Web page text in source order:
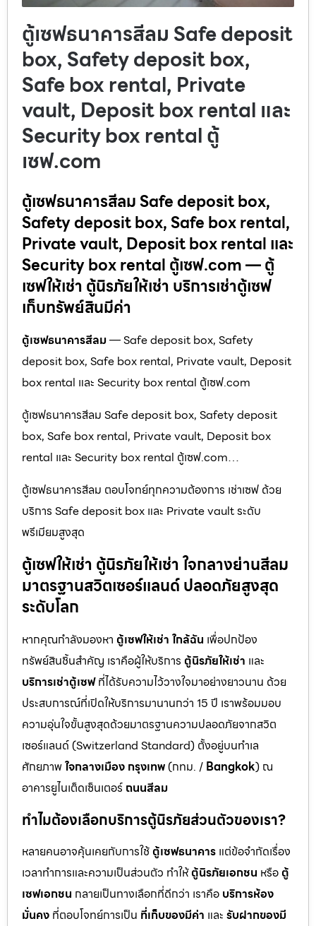
ตู้เซฟธนาคารสีลม Safe deposit
box, Safety deposit box,
Safe box rental, Private
vault, Deposit box rental และ
Security box rental ตู้
เซฟ.com
ตู้เซฟธนาคารสีลม Safe deposit box,
Safety deposit box, Safe box rental,
Private vault, Deposit box rental และ
Security box rental ตู้เซฟ.com — ตู้
เซฟให้เช่า ตู้นิรภัยให้เช่า บริการเช่าตู้เซฟ
เก็บทรัพย์สินมีค่า
ตู้เซฟธนาคารสีลม— Safe deposit box, Safety
deposit box, Safe box rental, Private vault, Deposit
box rental และ Security box rental ตู้เซฟ.com
ตู้เซฟธนาคารสีลม Safe deposit box, Safety deposit
box, Safe box rental, Private vault, Deposit box
rental และ Security box rental ตู้เซฟ.com…
ตู้เซฟธนาคารสีลม ตอบโจทย์ทุกความต้องการ เช่าเซฟ ด้วย
บริการ Safe deposit box และ Private vault ระดับ
พรีเมียมสูงสุด
ตู้เซฟให้เช่า ตู้นิรภัยให้เช่า ใจกลางย่านสีลม
มาตรฐานสวิตเซอร์แลนด์ ปลอดภัยสูงสุด
ระดับโลก
หากคุณกำลังมองหา ตู้เซฟให้เช่า ใกล้ฉัน เพื่อปกป้อง
ทรัพย์สินชิ้นสำคัญ เราคือผู้ให้บริการ ตู้นิรภัยให้เช่า และ
บริการเช่าตู้เซฟที่ได้รับความไว้วางใจมาอย่างยาวนาน ด้วย
ประสบการณ์ที่เปิดให้บริการมานานกว่า 15 ปี เราพร้อมมอบ
ความอุ่นใจขั้นสูงสุดด้วยมาตรฐานความปลอดภัยจากสวิต
เซอร์แลนด์ (Switzerland Standard) ตั้งอยู่บนทำเล
ศักยภาพใจกลางเมือง กรุงเทพ(กทม. / Bangkok) ณ
อาคารยูไนเต็ดเซ็นเตอร์ ถนนสีลม
ทำไมต้องเลือกบริการตู้นิรภัยส่วนตัวของเรา?
หลายคนอาจคุ้นเคยกับการใช้ ตู้เซฟธนาคาร แต่ข้อจำกัดเรื่อง
เวลาทำการและความเป็นส่วนตัว ทำให้ตู้นิรภัยเอกชน หรือ ตู้
เซฟเอกชน กลายเป็นทางเลือกที่ดีกว่า เราคือ บริการห้อง
มั่นคง ที่ตอบโจทย์การเป็น ที่เก็บของมีค่า และ รับฝากของมี